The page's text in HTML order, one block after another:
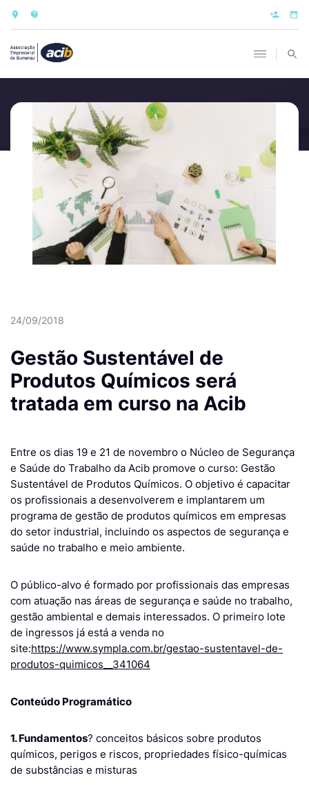
24/09/2018
Gestão Sustentável de
Produtos Químicos será
tratada em curso na Acib
Entre os dias 19 e 21 de novembro o Núcleo de Segurança
e Saúde do Trabalho da Acib promove o curso: Gestão
Sustentável de Produtos Químicos. O objetivo é capacitar
os profissionais a desenvolverem e implantarem um
programa de gestão de produtos químicos em empresas
do setor industrial, incluindo os aspectos de segurança e
saúde no trabalho e meio ambiente.
O público-alvo é formado por profissionais das empresas
com atuação nas áreas de segurança e saúde no trabalho,
gestão ambiental e demais interessados. O primeiro lote
de ingressos já está a venda no
site:https://www.sympla.com.br/gestao-sustentavel-de-
produtos-quimicos__341064
Conteúdo Programático
1. Fundamentos? conceitos básicos sobre produtos
químicos, perigos e riscos, propriedades físico-químicas
de substâncias e misturas